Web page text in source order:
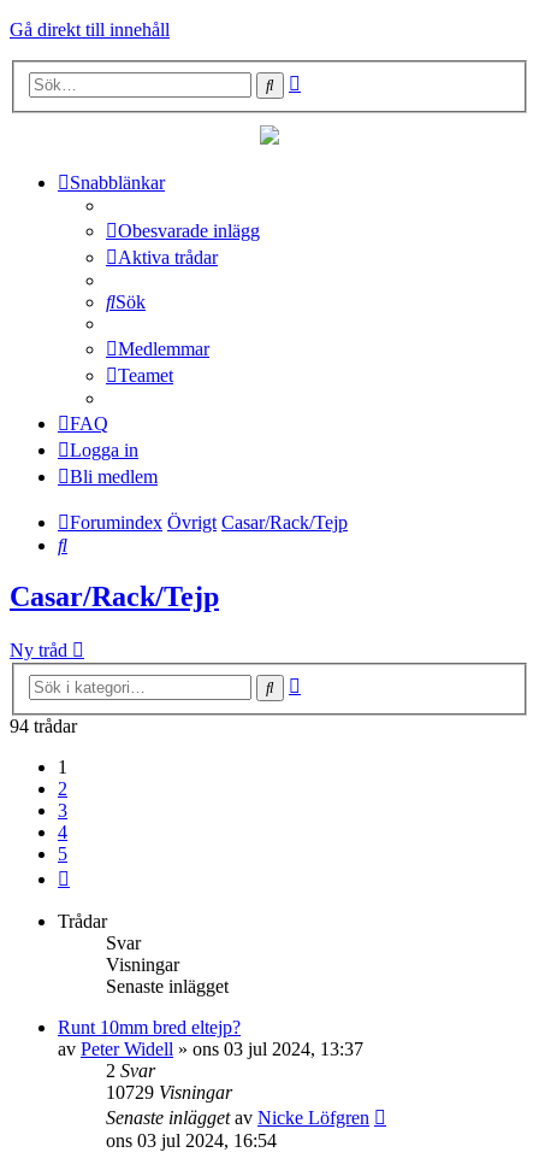
Gå direkt till innehåll
Sök
Snabblänkar
Obesvarade inlägg
Aktiva trådar
Sök
Medlemmar
Teamet
FAQ
Logga in
Bli medlem
Forumindex Övrigt Casar/Rack/Tejp
Sök
Casar/Rack/Tejp
Ny tråd
Sök
94 trådar
1
2
3
4
5
Trådar
Svar
Visningar
Senaste inlägget
Runt 10mm bred eltejp?
av Peter Widell » ons 03 jul 2024, 13:37
2 Svar
10729 Visningar
Senaste inläggetav Nicke Löfgren
ons 03 jul 2024, 16:54